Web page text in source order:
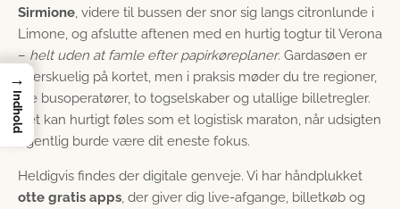
Sirmione, videre til bussen der snor sig langs citronlunde i
Limone, og afslutte aftenen med en hurtig togtur til Verona
– helt uden at famle efter papirkøreplaner. Gardasøen er
overskuelig på kortet, men i praksis møder du tre regioner,
fire busoperatører, to togselskaber og utallige billetregler.
Det kan hurtigt føles som et logistisk maraton, når udsigten
egentlig burde være dit eneste fokus.
Heldigvis findes der digitale genveje. Vi har håndplukket
otte gratis apps, der giver dig live-afgange, billetkøb og
→
Indhold